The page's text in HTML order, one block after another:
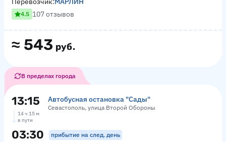
≈ 543 руб.
4.5 107 отзывов
В пределах города
13:15 Автобусная остановка "Сады"
Севастополь, улица Второй Обороны
14 ч 15 м
в пути
03:30 прибытие на след. день